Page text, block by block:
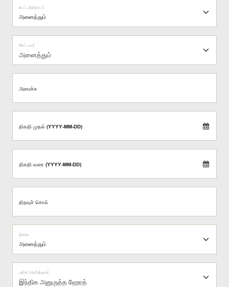
கூட்டத்தொடர்
அனைத்தும்
கேட்டவர்
அமைச்சு
திகதி முதல் (YYYY-MM-DD)
திகதி வரை (YYYY-MM-DD)
திறவுச் சொல்
நிலை
இந்திக அனுருத்த ஹேரத்
பதில் அளித்தவர்